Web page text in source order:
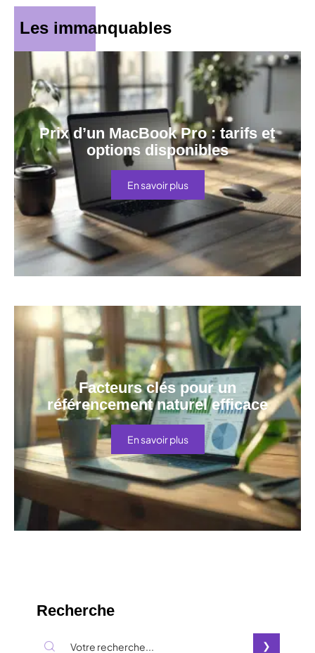
Les immanquables
Prix d’un MacBook Pro : tarifs et
options disponibles
En savoir plus
Facteurs clés pour un
référencement naturel efficace
En savoir plus
Recherche